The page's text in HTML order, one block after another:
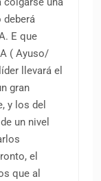
deberá
E que
( Ayuso/
llevará el
gran
y los del
un nivel
el
que al